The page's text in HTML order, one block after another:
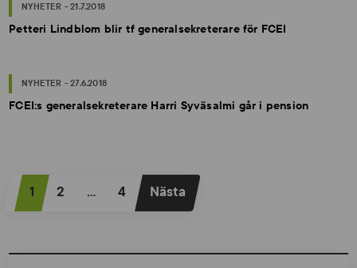
NYHETER - 21.7.2018
Petteri Lindblom blir tf generalsekreterare för FCEI
NYHETER - 27.6.2018
FCEI:s generalsekreterare Harri Syväsalmi går i pension
S 1 2 … 4 Nästa